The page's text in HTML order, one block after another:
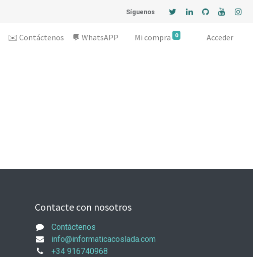
Síguenos
✉️ Contáctenos 💬 WhatsAPP Mi compra 0 Acceder
Contacte con nosotros
Contáctenos
info@informaticacoslada.com
+34 916740968